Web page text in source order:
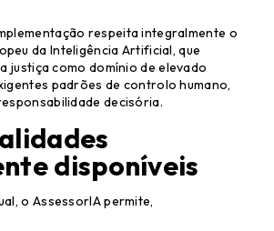
respeita integralmente o
da Inteligência Artificial, que
justiça como domínio de elevado
padrões de controlo humano,
decisória.
disponíveis
o AssessorIA permite,